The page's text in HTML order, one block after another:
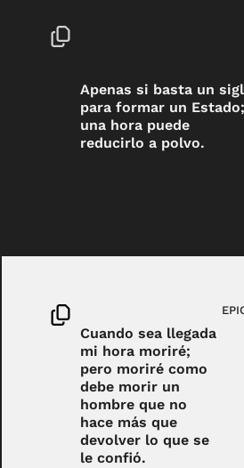
Apenas si basta un
para formar un Estado;
una hora puede
reducirlo a polvo.
Cuando sea llegada
mi hora moriré;
pero moriré como
debe morir un
hombre que no
hace más que
devolver lo que se
le confió.